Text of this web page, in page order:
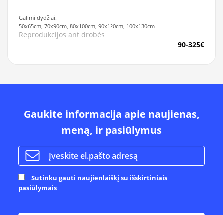
Galimi dydžiai:
50x65cm, 70x90cm, 80x100cm, 90x120cm, 100x130cm
Reprodukcijos ant drobės
90-325€
Gaukite informacija apie naujienas,
meną, ir pasiūlymus
Sutinku gauti naujienlaiškį su išskirtiniais
pasiūlymais